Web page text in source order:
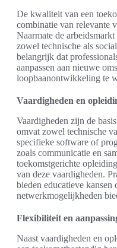
De kwaliteit van een
combinatie van relevante
Naarmate de
zowel technische als
belangrijk dat
aanpassen aan nieuwe
loopbaanontwikkeling te
Vaardigheden en
Vaardigheden zijn de
omvat zowel technische
specifieke software of
zoals communicatie en
toekomstgerichte
van deze vaardigheden.
bieden educatieve
netwerkmogelijkheden
Flexibiliteit en
Naast vaardigheden en